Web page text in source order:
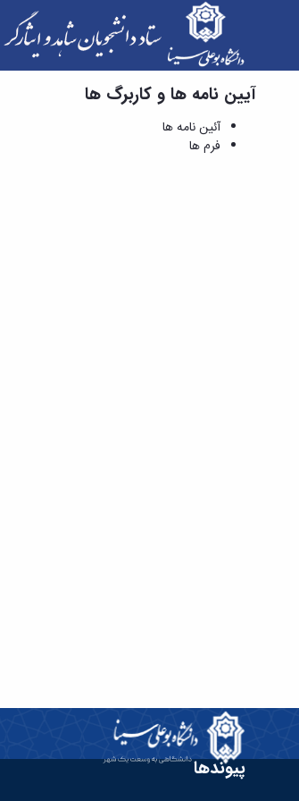
فرم ها - ستاد دانشجویان شاهد و ایثارگر
آیین نامه ها و کاربرگ ها
آئین نامه ها
فرم ها
پیوندها